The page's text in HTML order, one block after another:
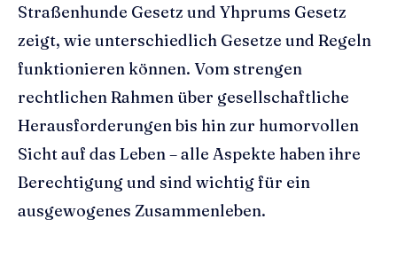
Straßenhunde Gesetz und Yhprums Gesetz
zeigt, wie unterschiedlich Gesetze und Regeln
funktionieren können. Vom strengen
rechtlichen Rahmen über gesellschaftliche
Herausforderungen bis hin zur humorvollen
Sicht auf das Leben – alle Aspekte haben ihre
Berechtigung und sind wichtig für ein
ausgewogenes Zusammenleben.